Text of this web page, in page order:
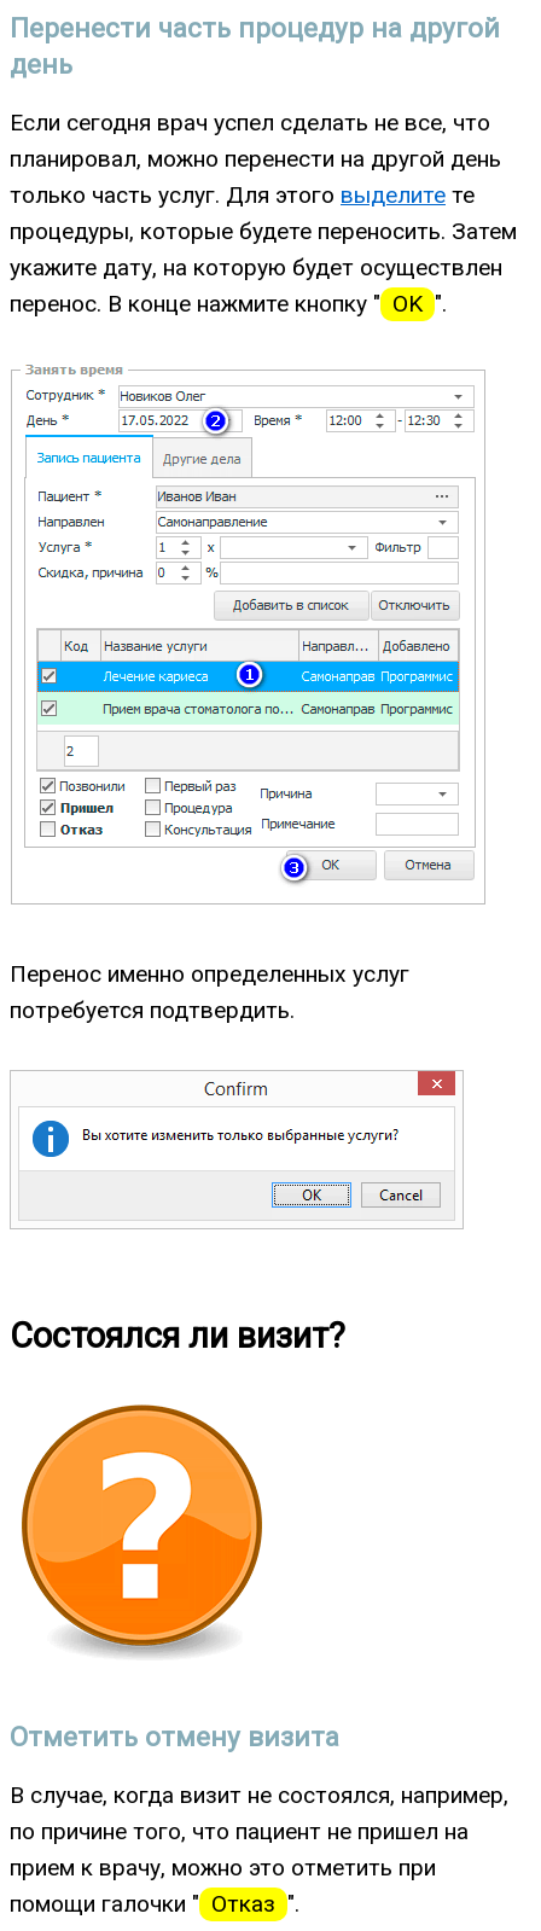
Перенести часть процедур на другой
день
Если сегодня врач успел сделать не все, что
планировал, можно перенести на другой день
только часть услуг. Для этого выделите те
процедуры, которые будете переносить. Затем
укажите дату, на которую будет осуществлен
перенос. В конце нажмите кнопку " OK ".
Перенос именно определенных услуг
потребуется подтвердить.
Состоялся ли визит?
Отметить отмену визита
В случае, когда визит не состоялся, например,
по причине того, что пациент не пришел на
прием к врачу, можно это отметить при
помощи галочки " Отказ ".